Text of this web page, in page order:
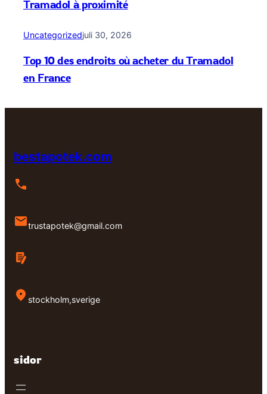
Tramadol à proximité
Uncategorizedjuli 30, 2026
Top 10 des endroits où acheter du Tramadol
en France
bestapotek.com
trustapotek@gmail.com
stockholm,sverige
sidor